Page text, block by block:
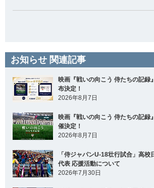
お知らせ 関連記事
映画『戦いの向こう 侍たちの記録
布決定！
2026年8月7日
映画『戦いの向こう 侍たちの記録
催決定！
2026年8月7日
「侍ジャパンU-18壮行試合」高校
代表 応援活動について
2026年7月30日